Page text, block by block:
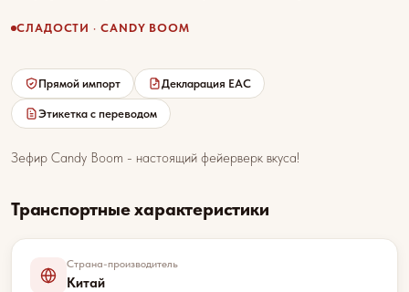
СЛАДОСТИ · CANDY BOOM
Прямой импорт Декларация EAC
Этикетка с переводом
Зефир Candy Boom - настоящий фейерверк вкуса!
Транспортные характеристики
Страна-производитель
Китай